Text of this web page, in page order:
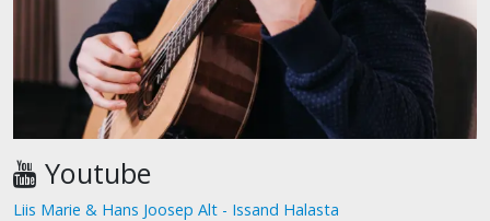
Youtube
Liis Marie & Hans Joosep Alt - Issand Halasta